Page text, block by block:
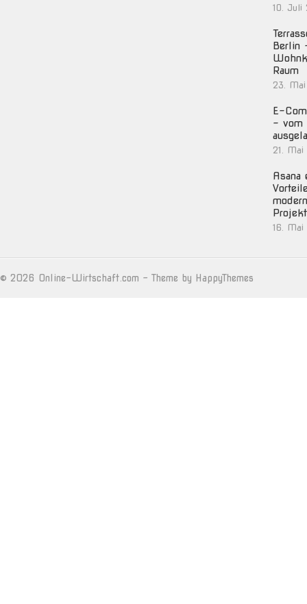
10. Juli
Berlin
Raum
23.
E-
– vom
21. Mai
Asana
16. Mai
© 2026 Online-Wirtschaft.com - Theme by HappyThemes